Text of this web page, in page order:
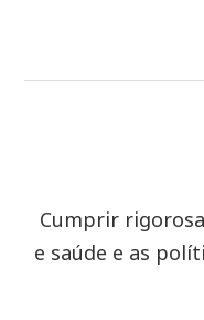
Cumprir
e saúde e as